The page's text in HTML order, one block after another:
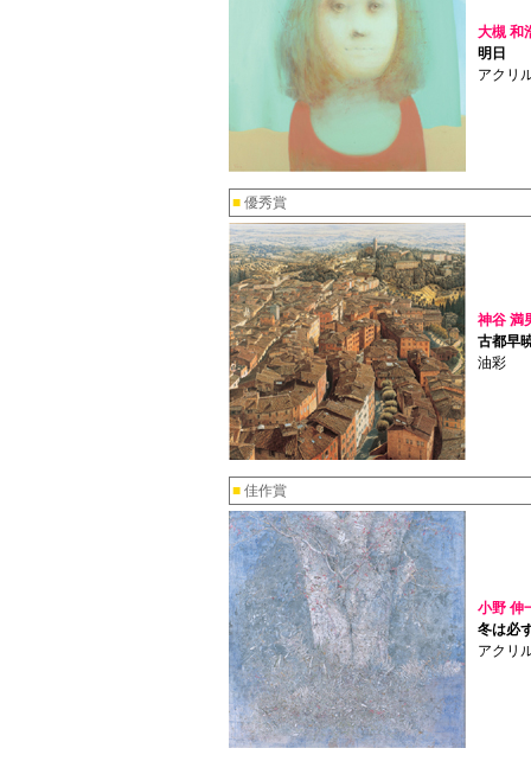
大槻 和
明日
アクリ
■ 優秀賞
神谷 満
古都早
油彩
■ 佳作賞
小野 伸
冬は必
アクリ